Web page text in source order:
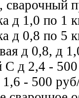
сварочный
д 1,0 по 1
д 0,8 по 5
д 0,8, д
д 2,4 - 500
- 500